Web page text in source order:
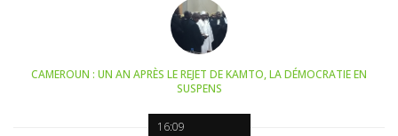
16:09
CAMEROUN : UN AN APRÈS LE REJET DE KAMTO, LA DÉMOCRATIE EN
SUSPENS